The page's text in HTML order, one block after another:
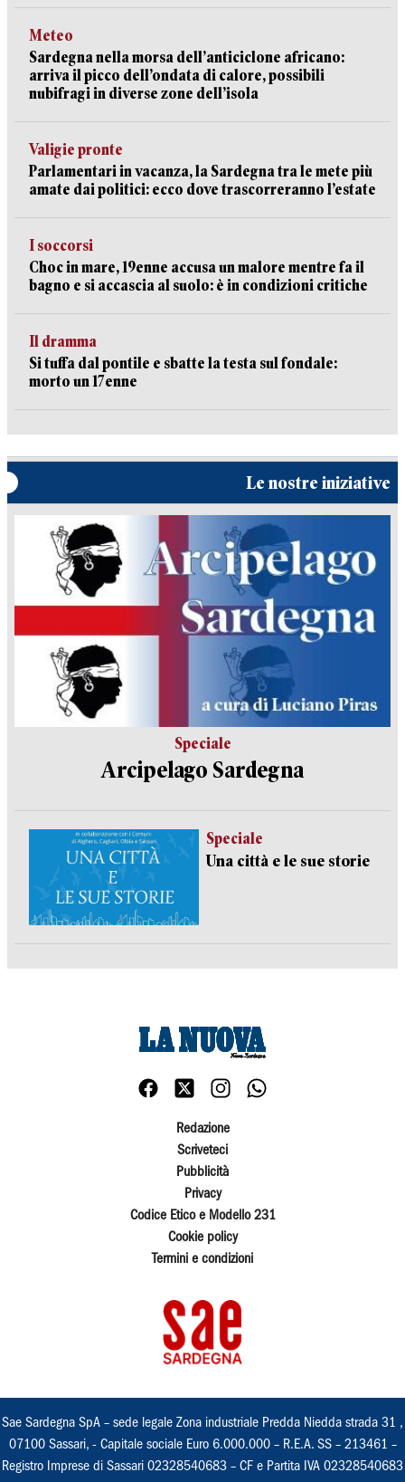
Meteo
Sardegna nella morsa dell’anticiclone africano:
arriva il picco dell’ondata di calore, possibili
nubifragi in diverse zone dell’isola
Valigie pronte
Parlamentari in vacanza, la Sardegna tra le mete più
amate dai politici: ecco dove trascorreranno l’estate
I soccorsi
Choc in mare, 19enne accusa un malore mentre fa il
bagno e si accascia al suolo: è in condizioni critiche
Il dramma
Si tuffa dal pontile e sbatte la testa sul fondale:
morto un 17enne
Le nostre iniziative
Speciale
Arcipelago Sardegna
Speciale
Una città e le sue storie
Redazione
Scriveteci
Pubblicità
Privacy
Codice Etico e Modello 231
Cookie policy
Termini e condizioni
Sae Sardegna SpA – sede legale Zona industriale Predda Niedda strada 31 ,
07100 Sassari, - Capitale sociale Euro 6.000.000 – R.E.A. SS – 213461 –
Registro Imprese di Sassari 02328540683 – CF e Partita IVA 02328540683